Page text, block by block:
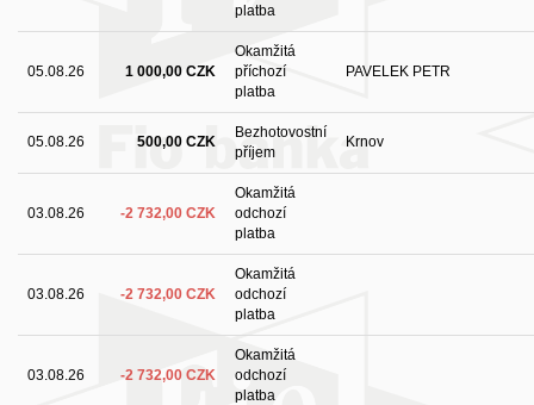
platba
05.08.26 1 000,00 CZK
Okamžitá
příchozí
platba
PAVELEK PETR
05.08.26 500,00 CZK
Bezhotovostní
příjem
Krnov
03.08.26 -2 732,00 CZK
Okamžitá
odchozí
platba
03.08.26 -2 732,00 CZK
Okamžitá
odchozí
platba
03.08.26 -2 732,00 CZK
Okamžitá
odchozí
platba